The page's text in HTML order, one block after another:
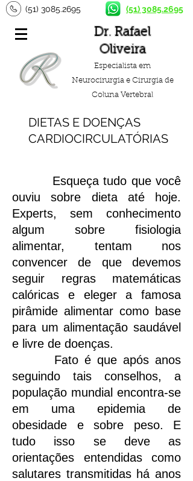
Dr. Rafael
Oliveira
Especialista em
Neurocirurgia e Cirurgia de
Coluna Vertebral
(51) 3085.2695 (51) 3085.2695
DIETAS E DOENÇAS
CARDIOCIRCULATÓRIAS
Esqueça tudo que você
ouviu sobre dieta até hoje.
Experts, sem conhecimento
algum sobre fisiologia
alimentar, tentam nos
convencer de que devemos
seguir regras matemáticas
calóricas e eleger a famosa
pirâmide alimentar como base
para um alimentação saudável
e livre de doenças.
Fato é que após anos
seguindo tais conselhos, a
população mundial encontra-se
em uma epidemia de
obesidade e sobre peso. E
tudo isso se deve as
orientações entendidas como
salutares transmitidas há anos